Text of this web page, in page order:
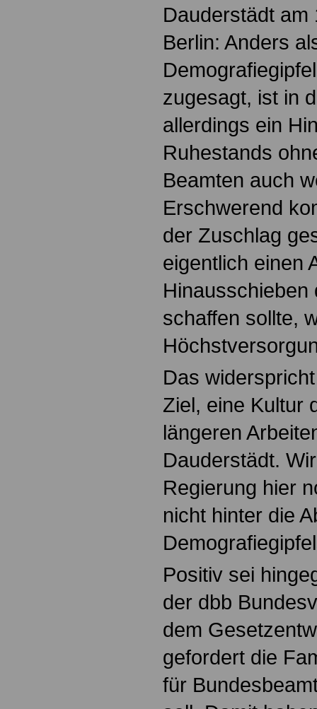
Dauderstädt am
Berlin: Anders
zugesagt, ist in
allerdings ein
Ruhestands
Beamten auch
Erschwerend
der Zuschlag
eigentlich einen
schaffen sollte,
Das
Ziel, eine Kultur
längeren
Dauderstädt.
Regierung hier
nicht hinter die
Positiv sei
der dbb
dem
gefordert die
für